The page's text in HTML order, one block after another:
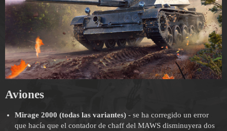
Aviones
Mirage 2000 (todas las variantes)- se ha corregido un error
que hacía que el contador de chaff del MAWS disminuyera dos